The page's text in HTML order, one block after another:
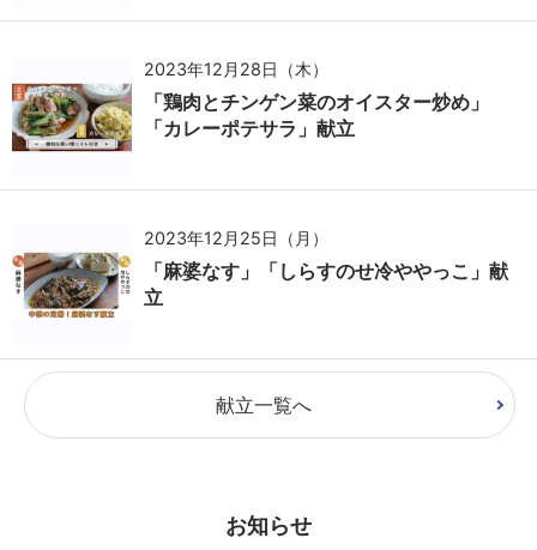
2023年12月28日（木）
「鶏肉とチンゲン菜のオイスター炒め」
「カレーポテサラ」献立
2023年12月25日（月）
「麻婆なす」「しらすのせ冷ややっこ」献
立
献立一覧へ
お知らせ